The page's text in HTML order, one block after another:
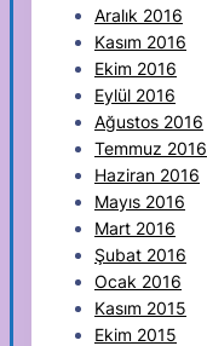
Aralık 2016
Kasım 2016
Ekim 2016
Eylül 2016
Ağustos 2016
Temmuz 2016
Haziran 2016
Mayıs 2016
Mart 2016
Şubat 2016
Ocak 2016
Kasım 2015
Ekim 2015